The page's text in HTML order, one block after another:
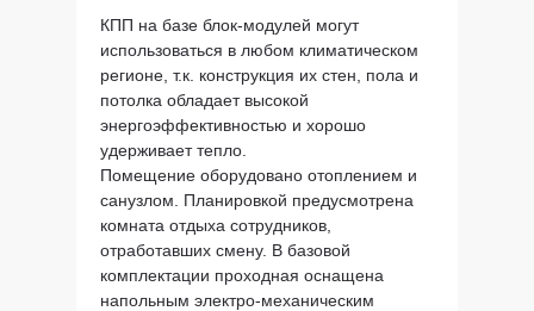
КПП на базе блок-модулей могут
использоваться в любом климатическом
регионе, т.к. конструкция их стен, пола и
потолка обладает высокой
энергоэффективностью и хорошо
удерживает тепло.
Помещение оборудовано отоплением и
санузлом. Планировкой предусмотрена
комната отдыха сотрудников,
отработавших смену. В базовой
комплектации проходная оснащена
напольным электро-механическим